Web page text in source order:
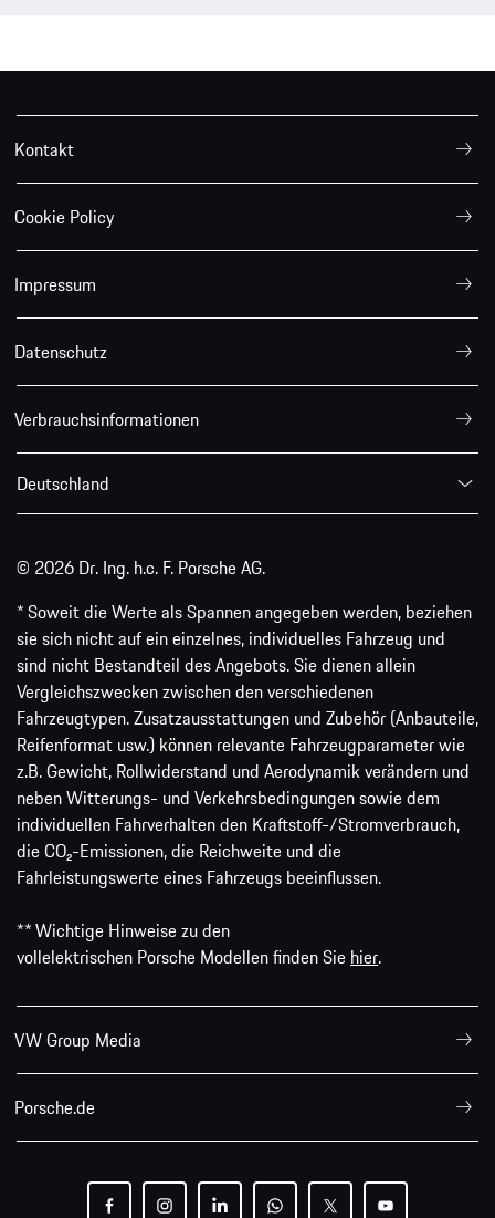
Kontakt
Cookie Policy
Impressum
Datenschutz
Verbrauchsinformationen
Deutschland
© 2026 Dr. Ing. h.c. F. Porsche AG.
* Soweit die Werte als Spannen angegeben werden, beziehen
sie sich nicht auf ein einzelnes, individuelles Fahrzeug und
sind nicht Bestandteil des Angebots. Sie dienen allein
Vergleichszwecken zwischen den verschiedenen
Fahrzeugtypen. Zusatzausstattungen und Zubehör (Anbauteile,
Reifenformat usw.) können relevante Fahrzeugparameter wie
z.B. Gewicht, Rollwiderstand und Aerodynamik verändern und
neben Witterungs- und Verkehrsbedingungen sowie dem
individuellen Fahrverhalten den Kraftstoff-/Stromverbrauch,
die CO₂-Emissionen, die Reichweite und die
Fahrleistungswerte eines Fahrzeugs beeinflussen.
** Wichtige Hinweise zu den
vollelektrischen Porsche Modellen finden Sie hier.
VW Group Media
Porsche.de